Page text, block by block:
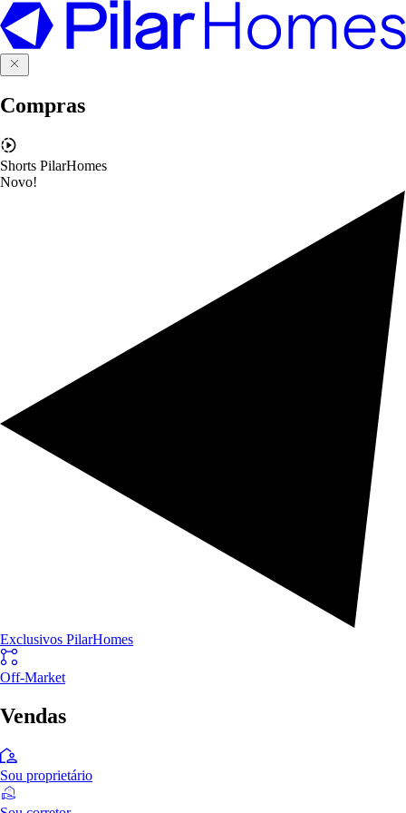
Compras
Shorts PilarHomes
Novo!
Exclusivos PilarHomes
Off-Market
Vendas
Sou proprietário